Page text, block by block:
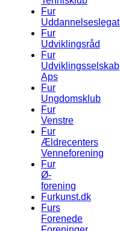
Fur
Uddannelseslegat
Fur
Udviklingsråd
Fur
Udviklingsselskab
Aps
Fur
Ungdomsklub
Fur
Venstre
Fur
Ældrecenters
Venneforening
Fur
Ø-
forening
Furkunst.dk
Furs
Forenede